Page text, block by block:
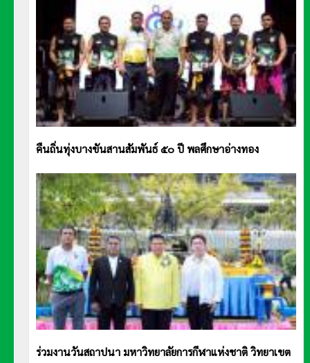
คืนถิ่นทุ่งบางขันสานสัมพันธ์ ๕๐ ปี พลศึกษาอ่างทอง
ร่วมงานวันสถาปนา มหาวิทยาลัยการกีฬาแห่งชาติ วิทยาเขต